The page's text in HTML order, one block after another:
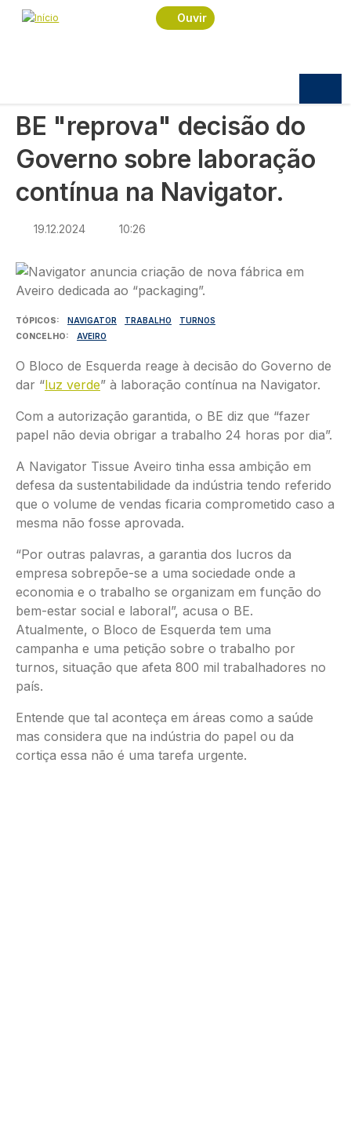
Passar para o conteúdo principal
Ouvir
Navegação estrutural
Início
Economia
BE "reprova" decisão do Governo sobre
BE "reprova" decisão do
Governo sobre laboração
contínua na Navigator.
19.12.2024 10:26
Imagem
TÓPICOS NAVIGATOR TRABALHO
TURNOS
CONCELHO
AVEIRO
O Bloco de Esquerda reage à decisão do Governo de
dar “luz verde” à laboração contínua na Navigator.
Com a autorização garantida, o BE diz que “fazer
papel não devia obrigar a trabalho 24 horas por dia”.
A Navigator Tissue Aveiro tinha essa ambição em
defesa da sustentabilidade da indústria tendo referido
que o volume de vendas ficaria comprometido caso a
mesma não fosse aprovada.
“Por outras palavras, a garantia dos lucros da
empresa sobrepõe-se a uma sociedade onde a
economia e o trabalho se organizam em função do
bem-estar social e laboral”, acusa o BE.
Atualmente, o Bloco de Esquerda tem uma
campanha e uma petição sobre o trabalho por
turnos, situação que afeta 800 mil trabalhadores no
país.
Entende que tal aconteça em áreas como a saúde
mas considera que na indústria do papel ou da
cortiça essa não é uma tarefa urgente.